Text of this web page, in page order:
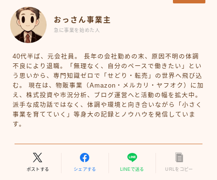
おっさん事業主
急に事業を始めた人
40代半ば、元会社員。 長年の会社勤めの末、原因不明の体調
不良により退職。「無理なく、自分のペースで働きたい」とい
う思いから、専門知識ゼロで「せどり・転売」の世界へ飛び込
む。 現在は、物販事業（Amazon・メルカリ・ヤフオク）に加
え、株式投資や市況分析、ブログ運営へと活動の幅を拡大中。
派手な成功話ではなく、体調や環境と向き合いながら「小さく
事業を育てていく」等身大の記録とノウハウを発信していま
す。
ポストする シェアする LINEで送る URLをコピー